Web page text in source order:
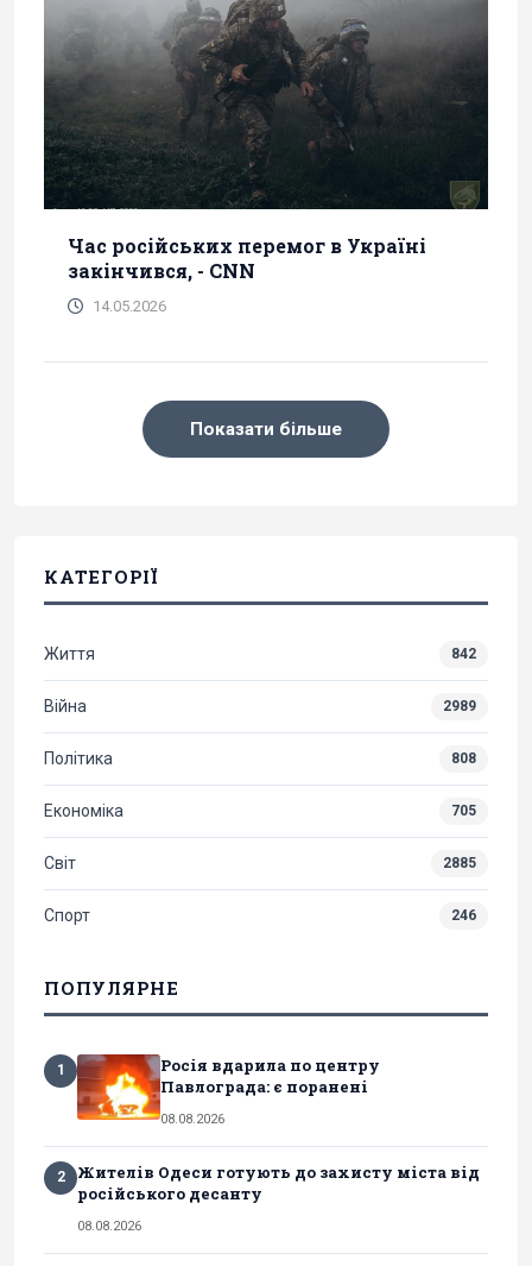
Час російських перемог в Україні
закінчився, - CNN
14.05.2026
Показати більше
КАТЕГОРІЇ
Життя 842
Війна 2989
Політика 808
Економіка 705
Світ 2885
Спорт 246
ПОПУЛЯРНЕ
1
Росія вдарила по центру
Павлограда: є поранені
08.08.2026
2
Жителів Одеси готують до захисту міста від
російського десанту
08.08.2026